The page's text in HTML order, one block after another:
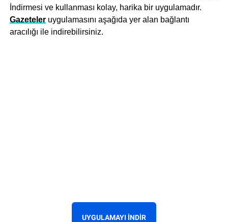
İndirmesi ve kullanması kolay, harika bir uygulamadır.
Gazeteleruygulamasını aşağıda yer alan bağlantı
aracılığı ile indirebilirsiniz.
UYGULAMAYI İNDIR